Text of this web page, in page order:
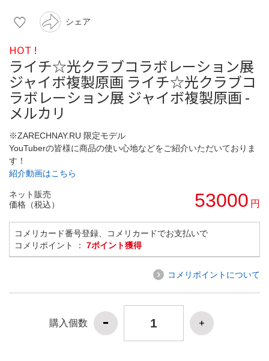
シェア
HOT !
ライチ☆光クラブコラボレーション展
ジャイボ複製原画 ライチ☆光クラブコ
ラボレーション展 ジャイボ複製原画 -
メルカリ
※ZARECHNAY.RU 限定モデル
YouTuberの皆様に商品の使い心地などをご紹介いただいておりま
す！
紹介動画はこちら
ネット販売
価格（税込）
53000 円
コメリカード番号登録、コメリカードでお支払いで
コメリポイント ： 7ポイント獲得
コメリポイントについて
購入個数